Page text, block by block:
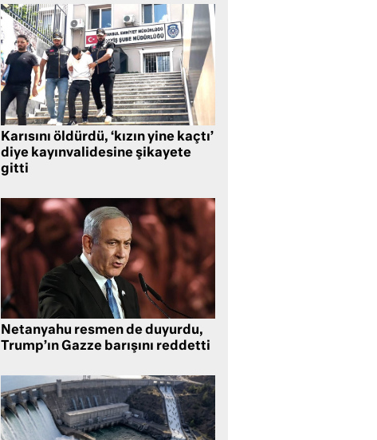
Karısını öldürdü, ‘kızın yine kaçtı’
diye kayınvalidesine şikayete
gitti
Netanyahu resmen de duyurdu,
Trump’ın Gazze barışını reddetti